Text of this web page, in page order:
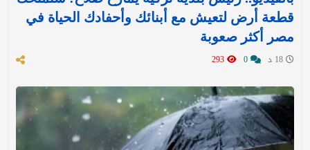
قطعة أرض لتعيش مع أبنائك وأحفادك الحياة في
مصر أكثر صعوبة